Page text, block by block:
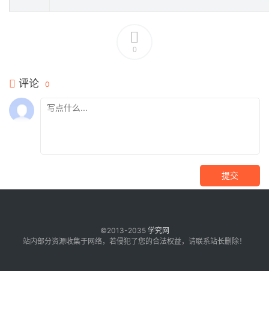
0
评论 0
提交
©2013-2035 学究网
站内部分资源收集于网络，若侵犯了您的合法权益，请联系站长删除！